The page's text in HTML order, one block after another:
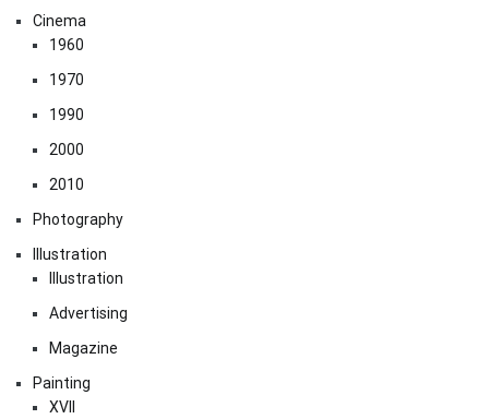
Cinema
1960
1970
1990
2000
2010
Photography
Illustration
Illustration
Advertising
Magazine
Painting
XVII